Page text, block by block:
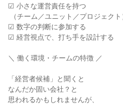
☑ 小さな運営責任を持つ
☑ 数字の判断に参加する
☑ 経営視点で、打ち手を設計する
＼ 働く環境・チームの特徴 ／
「経営者候補」と聞くと
なんだか固い会社？と
思われるかもしれませんが、